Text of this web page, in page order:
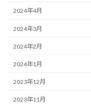
2024年4月
2024年3月
2024年2月
2024年1月
2023年12月
2023年11月